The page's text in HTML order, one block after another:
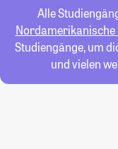
Alle
Nordamerikanische
Studiengänge, um
und vielen